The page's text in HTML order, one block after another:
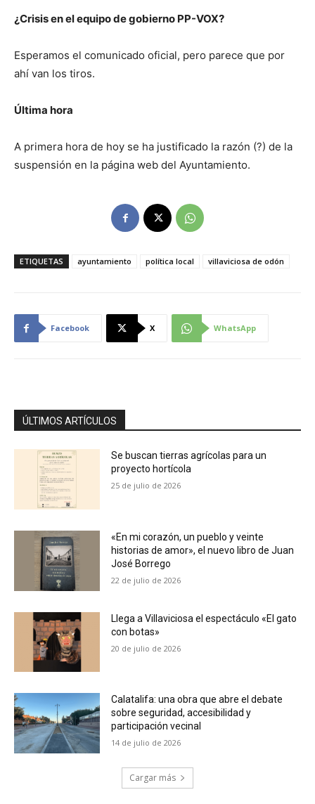
¿Crisis en el equipo de gobierno PP-VOX?
Esperamos el comunicado oficial, pero parece que por
ahí van los tiros.
Última hora
A primera hora de hoy se ha justificado la razón (?) de la
suspensión en la página web del Ayuntamiento.
ETIQUETAS ayuntamiento política local villaviciosa de odón
Facebook X WhatsApp
ÚLTIMOS ARTÍCULOS
Se buscan tierras agrícolas para un
proyecto hortícola
25 de julio de 2026
«En mi corazón, un pueblo y veinte
historias de amor», el nuevo libro de Juan
José Borrego
22 de julio de 2026
Llega a Villaviciosa el espectáculo «El gato
con botas»
20 de julio de 2026
Calatalifa: una obra que abre el debate
sobre seguridad, accesibilidad y
participación vecinal
14 de julio de 2026
Cargar más